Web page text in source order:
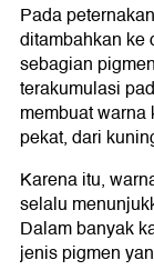
Pada
ditambahkan ke
sebagian
terakumulasi
membuat
pekat, dari
Karena itu,
selalu
Dalam banyak
jenis pigmen